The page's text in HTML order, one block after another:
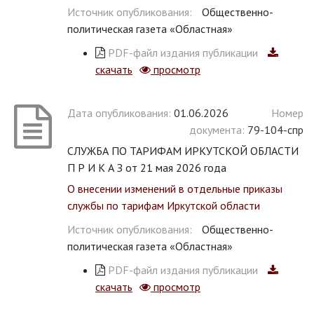
Источник опубликования:
Общественно-
политическая газета «Областная»
PDF-файл издания публикации
скачать
просмотр
Дата опубликования: 01.06.2026
Номер
документа: 79-104-спр
СЛУЖБА ПО ТАРИФАМ ИРКУТСКОЙ ОБЛАСТИ
П Р И К А З от 21 мая 2026 года
О внесении изменений в отдельные приказы
службы по тарифам Иркутской области
Источник опубликования:
Общественно-
политическая газета «Областная»
PDF-файл издания публикации
скачать
просмотр